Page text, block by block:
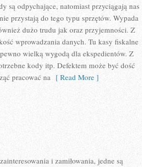
są odpychające, natomiast przyciągają nas
przystają do tego typu sprzętów. Wypada
dużo trudu jak oraz przyjemności. Z
wprowadzania danych. Tu kasy fiskalne
wielką wygodą dla ekspedientów. Z
kody itp. Defektem może być dość
pracować na [ Read More ]
i zamiłowania, jedne są